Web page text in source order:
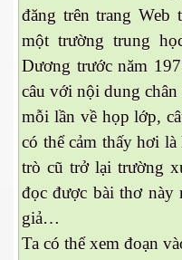
đăng trên trang
một trường trung
Dương trước năm
câu với nội dung
mỗi lần về họp lớp,
có thể cảm thấy hơi
trò cũ trở lại trường
đọc được bài thơ này
giả…
Ta có thể xem đoạn